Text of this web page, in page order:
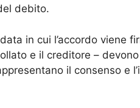
debito.
in cui l’accordo viene
e il creditore –
il consenso e